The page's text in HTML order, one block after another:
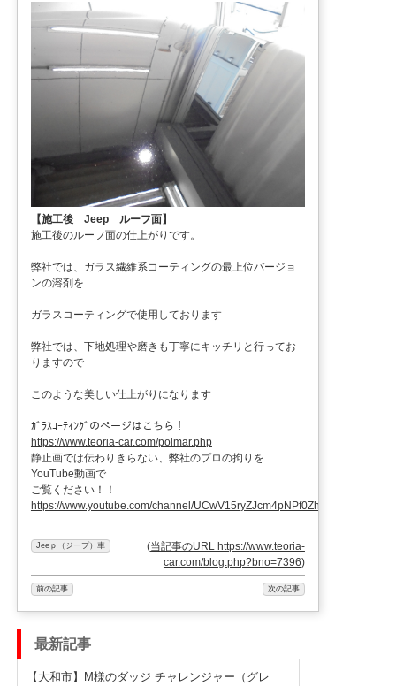
【施工後 Jeep ルーフ面】
施工後のルーフ面の仕上がりです。
弊社では、ガラス繊維系コーティングの最上位バージョ
ンの溶剤を
ガラスコーティングで使用しております
弊社では、下地処理や磨きも丁寧にキッチリと行ってお
りますので
このような美しい仕上がりになります
ｶﾞﾗｽｺｰﾃｨﾝｸﾞのぺージはこちら！
https://www.teoria-car.com/polmar.php
静止画では伝わりきらない、弊社のプロの拘りを
YouTube動画で
ご覧ください！！
https://www.youtube.com/channel/UCwV15ryZJcm4pNPf0ZhXu9g
Jeeｐ（ジープ）車 (当記事のURL https://www.teoria-
car.com/blog.php?bno=7396)
前の記事 次の記事
最新記事
【大和市】M様のダッジ チャレンジャー（グレ